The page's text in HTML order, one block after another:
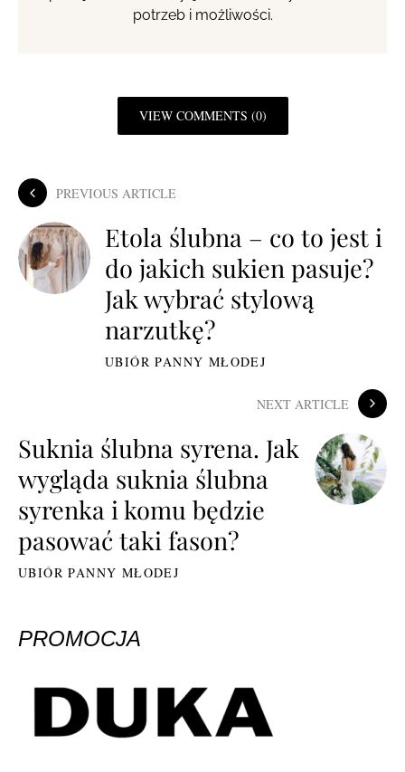
potrzeb i możliwości.
VIEW COMMENTS (0)
PREVIOUS ARTICLE
Etola ślubna – co to jest i
do jakich sukien pasuje?
Jak wybrać stylową
narzutkę?
UBIÓR PANNY MŁODEJ
NEXT ARTICLE
Suknia ślubna syrena. Jak
wygląda suknia ślubna
syrenka i komu będzie
pasować taki fason?
UBIÓR PANNY MŁODEJ
PROMOCJA